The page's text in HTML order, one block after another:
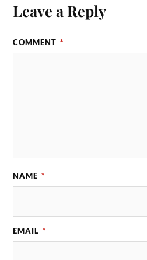
Leave a Reply
COMMENT *
NAME *
EMAIL *